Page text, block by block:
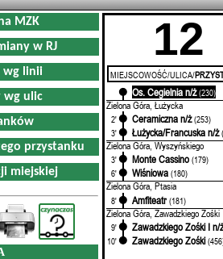
MZK
w RJ
wg linii
wg ulic
przystanku
miejskiej
12
MIEJSCOWOŚĆ/ULICA/
Os. Cegielnia n/ż (230)
Zielona Góra, Łużycka
2' Ceramiczna n/ż (253)
3'
Łużycka/Francuska n/ż
Zielona Góra, Wyszyńskiego
3' Monte Cassino (179)
6'
Wiśniowa (180)
Zielona Góra, Ptasia
8' Amfiteatr (181)
Zielona Góra, Zawadzkiego Zośki
9' Zawadzkiego Zośki I n/
10' Zawadzkiego Zośki